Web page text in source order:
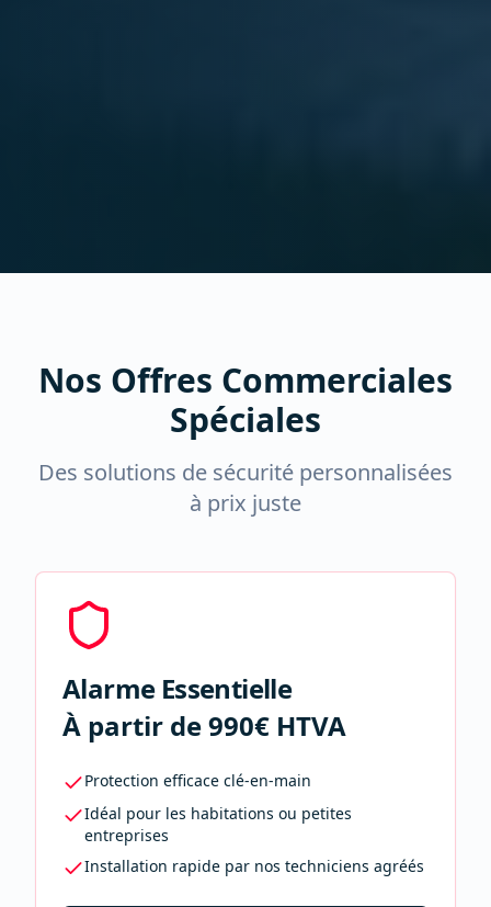
Nos Offres Commerciales
Spéciales
Des solutions de sécurité personnalisées
à prix juste
Alarme Essentielle
À partir de 990€ HTVA
Protection efficace clé-en-main
Idéal pour les habitations ou petites
entreprises
Installation rapide par nos techniciens agréés